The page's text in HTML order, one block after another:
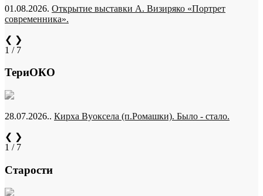
01.08.2026. Открытие выставки А. Визиряко «Портрет
современника».
❮ ❯
1 / 7
ТериОКО
28.07.2026.. Кирха Вуоксела (п.Ромашки). Было - стало.
❮ ❯
1 / 7
Старости